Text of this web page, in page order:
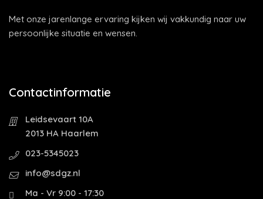
Met onze jarenlange ervaring kijken wij vakkundig naar uw
persoonlijke situatie en wensen.
Contactinformatie
Leidsevaart 10A
2013 HA Haarlem
023-5345023
info@sdgz.nl
Ma - Vr 9:00 - 17:30